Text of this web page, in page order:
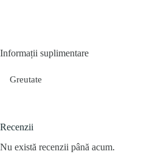
Informații suplimentare
Greutate
Recenzii
Nu există recenzii până acum.